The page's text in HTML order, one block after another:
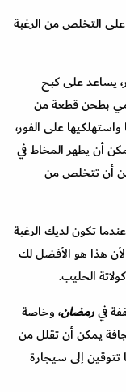
التخلص من الرغبة
يساعد على كبح
بطحن قطعة من
على الفور،
أن يطهر المخاط في
أن تتخلص من
تكون لديك الرغبة
لأن هذا هو الأفضل لك
الحليب.
رمضان، وخاصة
يمكن أن تقلل من
تتوقين إلى سيجارة